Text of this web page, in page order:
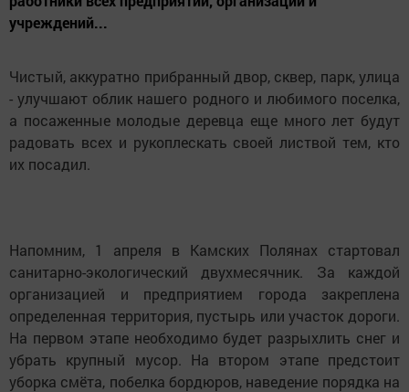
учреждений...
Чистый, аккуратно прибранный двор, сквер, парк, улица
- улучшают облик нашего родного и любимого поселка,
а посаженные молодые деревца еще много лет будут
радовать всех и рукоплескать своей листвой тем, кто
их посадил.
Напомним, 1 апреля в Камских Полянах стартовал
санитарно-экологический двухмесячник. За каждой
организацией и предприятием города закреплена
определенная территория, пустырь или участок дороги.
На первом этапе необходимо будет разрыхлить снег и
убрать крупный мусор. На втором этапе предстоит
уборка смёта, побелка бордюров, наведение порядка на